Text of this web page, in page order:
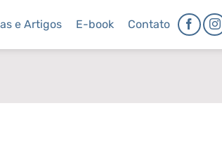
e Artigos E-book Contato